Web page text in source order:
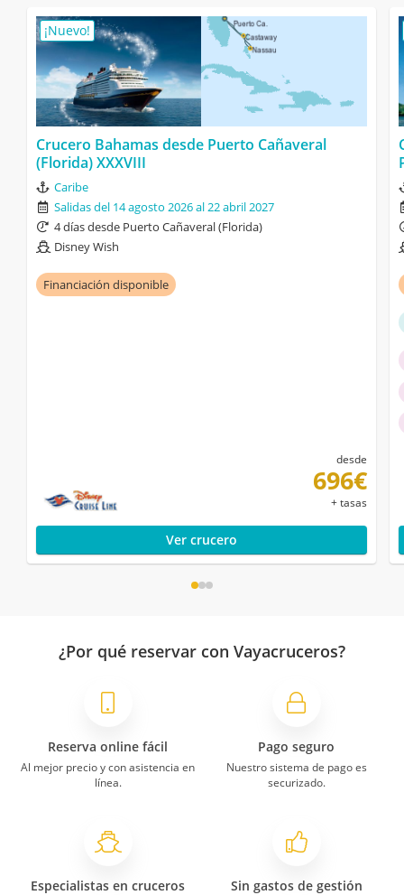
¡Nuevo!
Crucero Bahamas desde Puerto Cañaveral
(Florida) XXXVIII
Caribe
Salidas del 14 agosto 2026 al 22 abril 2027
4 días desde Puerto Cañaveral (Florida)
Disney Wish
Financiación disponible
desde
696€
+ tasas
Ver crucero
¿Por qué reservar con Vayacruceros?
Reserva online fácil
Al mejor precio y con asistencia en
línea.
Pago seguro
Nuestro sistema de pago es
securizado.
Especialistas en cruceros Sin gastos de gestión